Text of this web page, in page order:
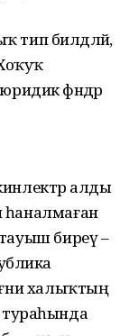
билдәләй,
фәндәр
алды
һаналмаған
тауыш биреү –
халыҡтың